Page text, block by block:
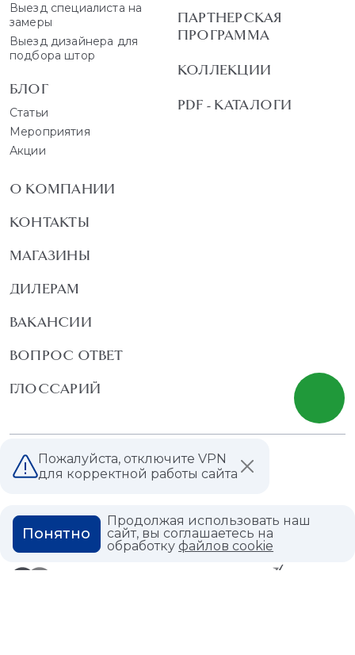
Выезд специалиста на
замеры
Выезд дизайнера для
подбора штор
БЛОГ
Статьи
Мероприятия
Акции
ПАРТНЕРСКАЯ
ПРОГРАММА
КОЛЛЕКЦИИ
PDF - КАТАЛОГИ
О КОМПАНИИ
КОНТАКТЫ
МАГАЗИНЫ
ДИЛЕРАМ
ВАКАНСИИ
ВОПРОС ОТВЕТ
ГЛОССАРИЙ
Политика конфиденциальности
Политика использования cookies
Пожалуйста, отключите VPN
для корректной работы сайта
Продолжая использовать наш
сайт, вы соглашаетесь на
обработкуфайлов cookie
Понятно